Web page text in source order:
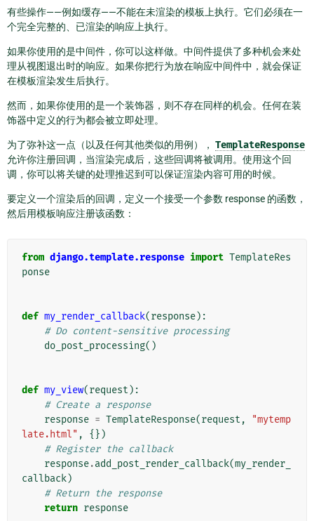
有些操作——例如缓存——不能在未渲染的模板上执行。它们必须在一
个完全完整的、已渲染的响应上执行。
如果你使用的是中间件，你可以这样做。中间件提供了多种机会来处
理从视图退出时的响应。如果你把行为放在响应中间件中，就会保证
在模板渲染发生后执行。
然而，如果你使用的是一个装饰器，则不存在同样的机会。任何在装
饰器中定义的行为都会被立即处理。
为了弥补这一点（以及任何其他类似的用例）， TemplateResponse
允许你注册回调，当渲染完成后，这些回调将被调用。使用这个回
调，你可以将关键的处理推迟到可以保证渲染内容可用的时候。
要定义一个渲染后的回调，定义一个接受一个参数 response 的函数，
然后用模板响应注册该函数：
from django.template.response import TemplateRes
ponse
def my_render_callback(response):
# Do content-sensitive processing
do_post_processing()
def my_view(request ):
# Create a response
response = TemplateResponse(request ,
"mytemp
late.html" ,
{})
# Register the callback
response.add_post_render_callback(my_render_
callback)
# Return the response
return response